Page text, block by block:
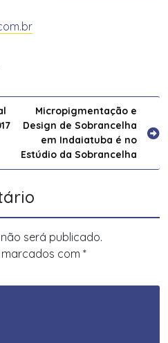
Micropigmentação e
Design de Sobrancelha
em Indaiatuba é no
Estúdio da Sobrancelha
será publicado.
com *